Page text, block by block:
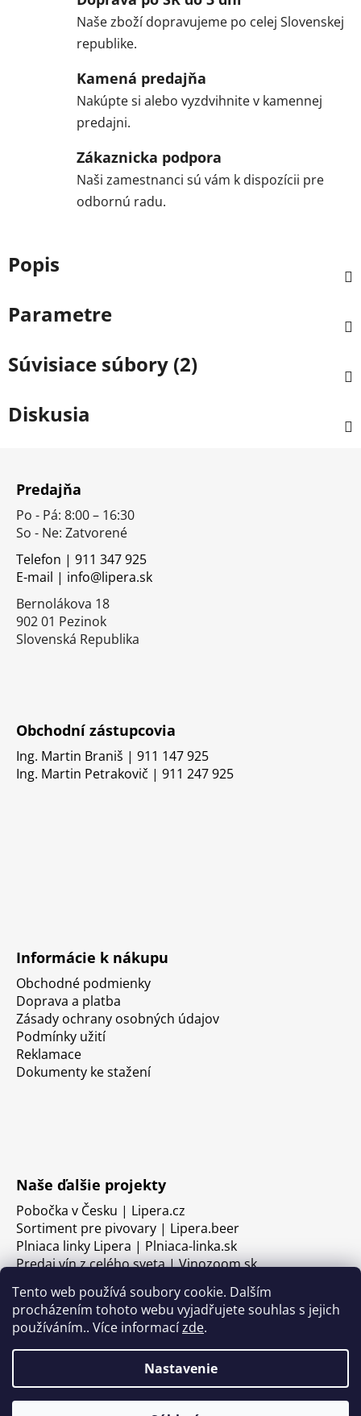
Tento web používá soubory cookie. Dalším
procházením tohoto webu vyjadřujete souhlas s jejich
používáním.. Více informacízde.
Nastavenie
Naše zboží dopravujeme po celej Slovenskej
republike.
Kamená predajňa
Nakúpte si alebo vyzdvihnite v kamennej
predajni.
Zákaznicka podpora
Naši zamestnanci sú vám k dispozícii pre
odbornú radu.
Popis
Parametre
Súvisiace súbory (2)
Diskusia
Predajňa
Po - Pá: 8:00 – 16:30
So - Ne: Zatvorené
Telefon | 911 347 925
E-mail | info@lipera.sk
Bernolákova 18
902 01 Pezinok
Slovenská Republika
Obchodní zástupcovia
Ing. Martin Braniš | 911 147 925
Ing. Martin Petrakovič | 911 247 925
Informácie k nákupu
Obchodné podmienky
Doprava a platba
Zásady ochrany osobných údajov
Podmínky užití
Reklamace
Dokumenty ke stažení
Naše ďalšie projekty
Pobočka v Česku | Lipera.cz
Sortiment pre pivovary | Lipera.beer
Plniaca linky Lipera | Plniaca-linka.sk
Predaj vín z celého sveta | Vinozoom.sk